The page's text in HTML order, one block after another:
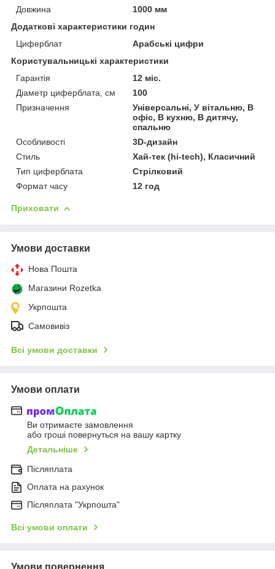
Довжина
1000 мм
Додаткові характеристики годин
Циферблат
Арабські цифри
Користувальницькі характеристики
Гарантія
12 міс.
Діаметр циферблата, см
100
Призначення
Універсальні, У вітальню, В
офіс, В кухню, В дитячу,
спальню
Особливості
3D-дизайн
Стиль
Хай-тек (hi-tech), Класичний
Тип циферблата
Стрілковий
Формат часу
12 год
Приховати
Умови доставки
Нова Пошта
Магазини Rozetka
Укрпошта
Самовивіз
Всі умови доставки
Умови оплати
Ви отримаєте замовлення
або гроші повернуться на вашу картку
Детальніше
Післяплата
Оплата на рахунок
Післяплата "Укрпошта"
Всі умови оплати